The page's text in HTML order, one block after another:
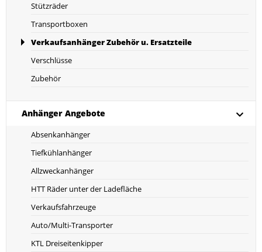
Stützräder
Transportboxen
Verkaufsanhänger Zubehör u. Ersatzteile
Verschlüsse
Zubehör
Anhänger Angebote
Absenkanhänger
Tiefkühlanhänger
Allzweckanhänger
HTT Räder unter der Ladefläche
Verkaufsfahrzeuge
Auto/Multi-Transporter
KTL Dreiseitenkipper